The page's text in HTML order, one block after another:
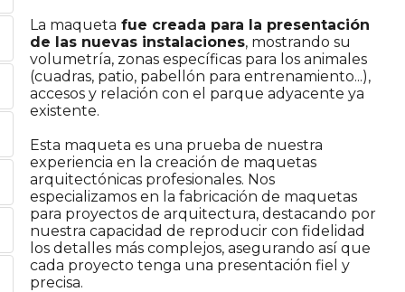
La maqueta fue creada para la presentación
de las nuevas instalaciones, mostrando su
volumetría, zonas específicas para los animales
(cuadras, patio, pabellón para entrenamiento...),
accesos y relación con el parque adyacente ya
existente.
Esta maqueta es una prueba de nuestra
experiencia en la creación de maquetas
arquitectónicas profesionales. Nos
especializamos en la fabricación de maquetas
para proyectos de arquitectura, destacando por
nuestra capacidad de reproducir con fidelidad
los detalles más complejos, asegurando así que
cada proyecto tenga una presentación fiel y
precisa.